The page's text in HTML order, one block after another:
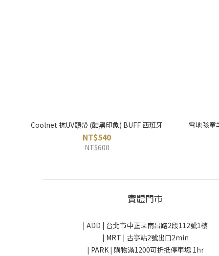
Coolnet 抗UV頭帶 (酷黑印象) BUFF 西班牙
NT$540
NT$600
雪地孩童
實體門市
| ADD | 台北市中正區南昌路2段112號1樓
| MRT | 古亭站2號出口2min
| PARK | 購物滿1200可折抵停車場 1hr